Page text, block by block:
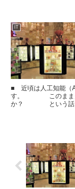
IT
■ 近頃は人工知能（
す。 このまま多
か？ という話も